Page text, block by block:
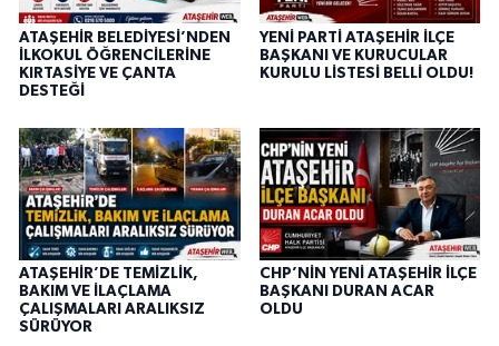
ATAŞEHİR BELEDİYESİ’NDEN
İLKOKUL ÖĞRENCİLERİNE
KIRTASİYE VE ÇANTA
DESTEĞİ
YENİ PARTİ ATAŞEHİR İLÇE
BAŞKANI VE KURUCULAR
KURULU LİSTESİ BELLİ OLDU!
ATAŞEHİR’DE TEMİZLİK,
BAKIM VE İLAÇLAMA
ÇALIŞMALARI ARALIKSIZ
SÜRÜYOR
CHP’NİN YENİ ATAŞEHİR İLÇE
BAŞKANI DURAN ACAR
OLDU